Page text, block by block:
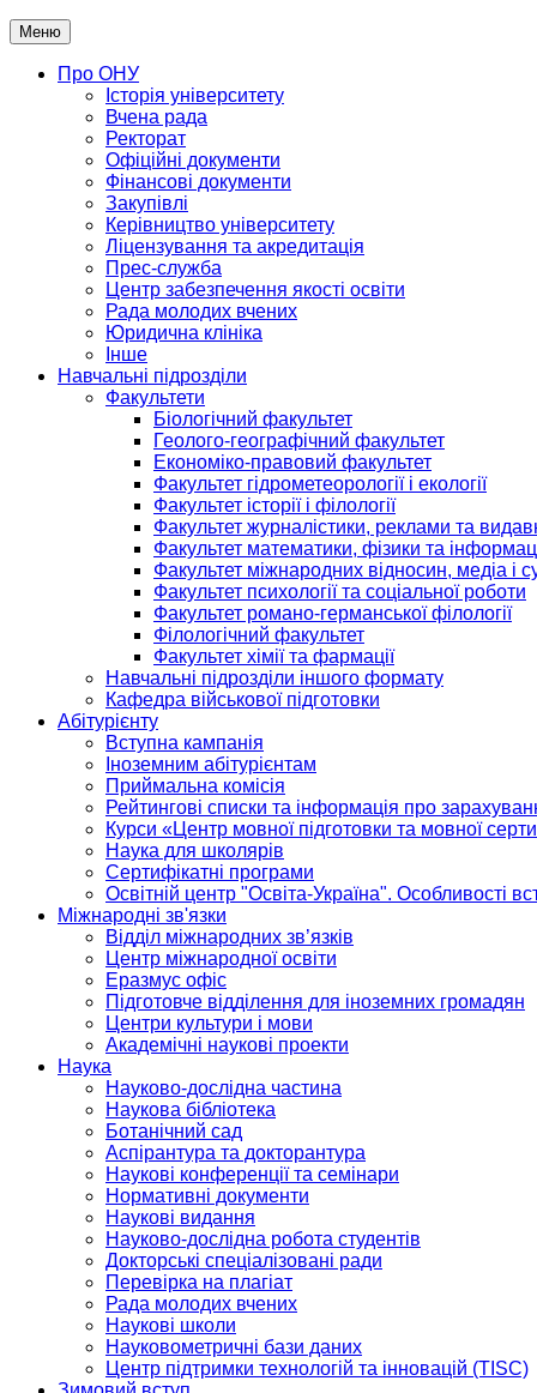
Меню
Про ОНУ
Історія університету
Вчена рада
Ректорат
Офіційні документи
Фінансові документи
Закупівлі
Керівництво університету
Ліцензування та акредитація
Прес-служба
Центр забезпечення якості освіти
Рада молодих вчених
Юридична клініка
Інше
Навчальні підрозділи
Факультети
Біологічний факультет
Геолого-географічний факультет
Економіко-правовий факультет
Факультет гідрометеорології і екології
Факультет історії і філології
Факультет журналістики, реклами та
Факультет математики, фізики та
Факультет міжнародних відносин, медіа і
Факультет психології та соціальної роботи
Факультет романо-германської філології
Філологічний факультет
Факультет хімії та фармації
Навчальні підрозділи іншого формату
Кафедра військової підготовки
Абітурієнту
Вступна кампанія
Іноземним абітурієнтам
Приймальна комісія
Рейтингові списки та інформація про
Курси «Центр мовної підготовки та мовної
Наука для школярів
Сертифікатні програми
Освітній центр "Освіта-Україна". Особливості
Міжнародні зв'язки
Відділ міжнародних зв’язків
Центр міжнародної освіти
Еразмус офіс
Підготовче відділення для іноземних громадян
Центри культури і мови
Академічні наукові проекти
Наука
Науково-дослідна частина
Наукова бібліотека
Ботанічний сад
Аспірантура та докторантура
Наукові конференції та семінари
Нормативні документи
Наукові видання
Науково-дослідна робота студентів
Докторські спеціалізовані ради
Перевірка на плагіат
Рада молодих вчених
Наукові школи
Науковометричні бази даних
Центр підтримки технологій та інновацій (TISC)